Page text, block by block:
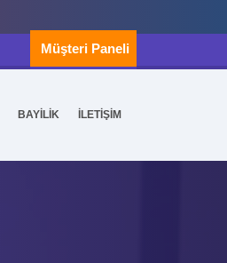
Müşteri Paneli
BAYİLİK İLETİŞİM